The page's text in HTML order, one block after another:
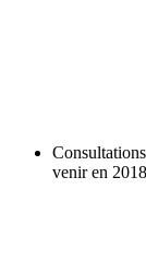
venir en 2018